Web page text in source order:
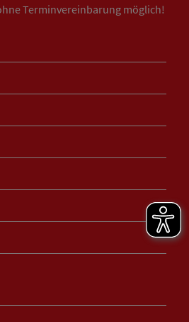
Terminvereinbarung möglich!